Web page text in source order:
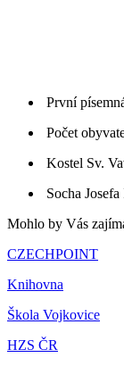
První
Počet
Kostel Sv.
Socha Josefa
Mohlo by Vás
CZECHPOINT
Knihovna
Škola Vojkovice
HZS ČR